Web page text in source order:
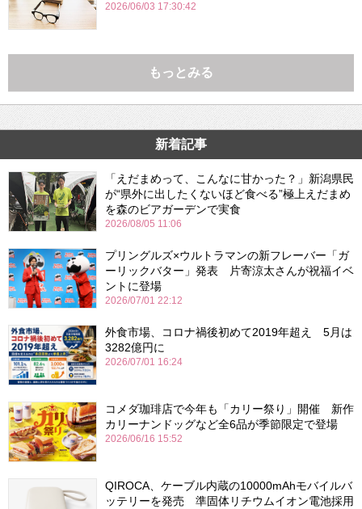
2026/06/03 17:30:42
もっとみる
新着記事
「えだまめって、こんなに甘かった？」新潟県民
が“県外に出したくないほど食べる”極上えだまめ
を森のビアガーデンで実食
2026/08/05 11:06
プリングルズ×ウルトラマンの新フレーバー「ガ
ーリックバター」発表 片寄涼太さんが祝福イベ
ントに登場
2026/07/01 22:12
外食市場、コロナ禍後初めて2019年超え 5月は
3282億円に
2026/07/01 16:24
コメダ珈琲店で今年も「カリー祭り」開催 新作
カリーナンドッグなど全6品が季節限定で登場
2026/06/16 15:52
QIROCA、ケーブル内蔵の10000mAhモバイルバ
ッテリーを発売 準固体リチウムイオン電池採用